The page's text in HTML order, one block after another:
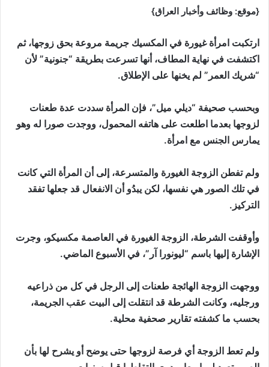
{موقع: وظائف وأخبار العراق}
ارتكبت امرأة غيورة في المكسيك جريمة مروعة بحق زوجها، ثم
اكتشفت في نهاية المطاف، أنها تسرعت بطريقة “جنونية” لأن
“شريك العمر” لم يخنها على الإطلاق.
وبحسب صحيفة “ديلي ميل”، فإن المرأة سددت عدة طعنات
لزوجها بعدما اطلعت على هاتفه المحمول، ووجدت صورا له وهو
يمارس الجنس مع امرأة.
ولم تفطن الزوجة الغيورة والمتسرعة، إلى أن المرأة التي كانت
في تلك الصور هي نفسها، لكن يبدُو أن الانفعال قد جعلها تفقد
التركيز.
وأوقفت الشرطة، الزوجة الغيورة في العاصمة مكسيكو، وجرت
الإشارة إليها باسم “ليونورا آر”، في الأسبوع الماضي.
ووجهت الزوجة الهائجة طعنات إلى الرجل في كل من ذراعيه
ورجليه، وكانت الشرطة قد انتقلت إلى البيت عقب الجريمة،
بحسب ما كشفته تقارير صحفية محلية.
ولم تعط الزوجة أي فرصة لزوجها حتى يوضح أو يشرح لها بأن